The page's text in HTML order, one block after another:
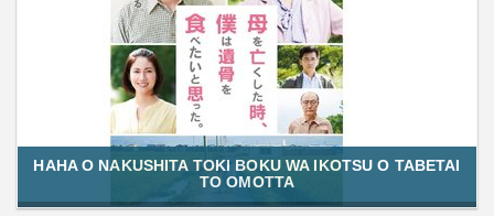
HAHA O NAKUSHITA TOKI BOKU WA IKOTSU O TABETAI
TO OMOTTA